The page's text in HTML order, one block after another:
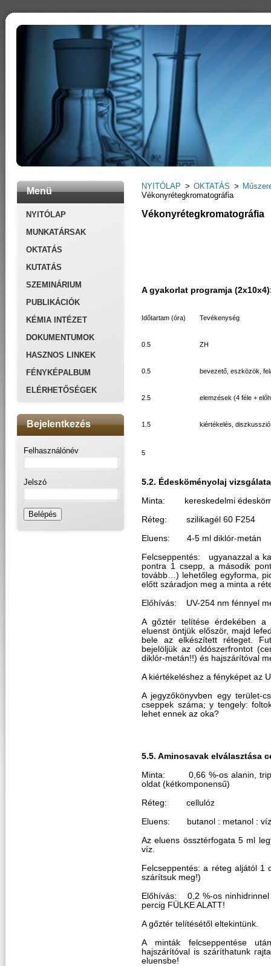
Menü
NYITÓLAP
MUNKATÁRSAK
OKTATÁS
KUTATÁS
SZEMINÁRIUM
PUBLIKÁCIÓK
KÉMIA INTÉZET
DOKUMENTUMOK
HASZNOS LINKEK
FÉNYKÉPALBUM
ELÉRHETŐSÉGEK
Bejelentkezés
Felhasználónév
Jelszó
NYITÓLAP >OKTATÁS >
Vékonyrétegkromatográfia
Vékonyrétegkromatográfia
A gyakorlat programja
Időtartam (óra) Tevékenység
0.5 ZH
0.5 bevezető, eszközök,
2.5 elemzések (4 féle +
1.5 kiértékelés,
5
5.2. Édesköményolaj vizsgálata
Minta: kereskedelmi
Réteg: szilikagél 60 F254
Eluens: 4-5 ml diklór-metán
Felcseppentés: ugyanazzal a
pontra 1 csepp, a második
tovább…) lehetőleg egyforma,
előtt száradjon meg a minta a
Előhívás: UV-254 nm fénnyel
A gőztér telítése érdekében a
eluenst öntjük először, majd
bele az elkészített réteget.
bejelöljük az oldószerfrontot
diklór-metán!!) és hajszárítóval
A kiértékeléshez a fényképet az
A jegyzőkönyvben egy terület-
cseppek száma; y tengely:
lehet ennek az oka?
5.5. Aminosavak elválasztása
Minta: 0,66 %-os alanin,
oldat (kétkomponensű)
Réteg: cellulóz
Eluens: butanol : metanol : víz
Az eluens össztérfogata 5 ml
víz.
Felcseppentés: a réteg aljától 1
szárítsuk meg!)
Előhívás: 0,2 %-os ninhidrinnel
percig FÜLKE ALATT!
A gőztér telítésétől eltekintünk.
A minták felcseppentése
hajszárítóval is száríthatunk
eluensbe!